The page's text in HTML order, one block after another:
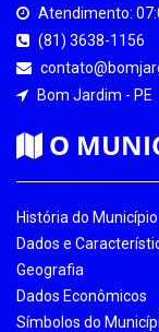
Atendimento:
(81) 3638-1156
Bom Jardim - PE
O
História do Município
Dados e
Geografia
Dados Econômicos
Símbolos do